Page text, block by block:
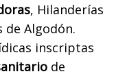
, Hilanderías
Algodón.
inscriptas
de